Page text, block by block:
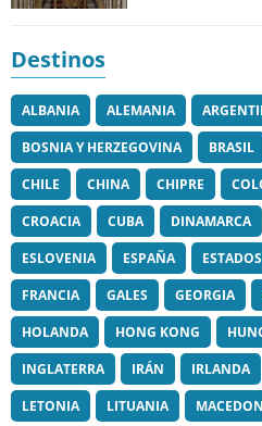
Destinos
ALBANIA ALEMANIA
BOSNIA Y HERZEGOVINA
BRASIL
CHILE
CHINA CHIPRE
CROACIA
CUBA DINAMARCA
ESLOVENIA
ESPAÑA
FRANCIA
GALES GEORGIA
HOLANDA
HONG KONG
INGLATERRA
IRÁN IRLANDA
LETONIA
LITUANIA